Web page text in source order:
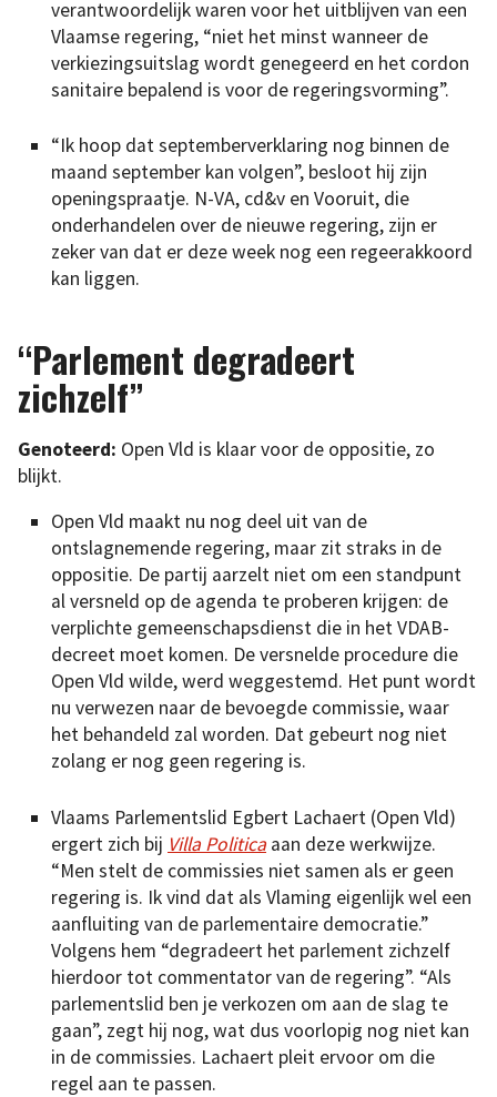
verantwoordelijk waren voor het uitblijven van een
Vlaamse regering, “niet het minst wanneer de
verkiezingsuitslag wordt genegeerd en het cordon
sanitaire bepalend is voor de regeringsvorming”.
“Ik hoop dat septemberverklaring nog binnen de
maand september kan volgen”, besloot hij zijn
openingspraatje. N-VA, cd&v en Vooruit, die
onderhandelen over de nieuwe regering, zijn er
zeker van dat er deze week nog een regeerakkoord
kan liggen.
“Parlement degradeert
zichzelf”
Genoteerd: Open Vld is klaar voor de oppositie, zo
blijkt.
Open Vld maakt nu nog deel uit van de
ontslagnemende regering, maar zit straks in de
oppositie. De partij aarzelt niet om een standpunt
al versneld op de agenda te proberen krijgen: de
verplichte gemeenschapsdienst die in het VDAB-
decreet moet komen. De versnelde procedure die
Open Vld wilde, werd weggestemd. Het punt wordt
nu verwezen naar de bevoegde commissie, waar
het behandeld zal worden. Dat gebeurt nog niet
zolang er nog geen regering is.
Vlaams Parlementslid Egbert Lachaert (Open Vld)
ergert zich bij Villa Politica aan deze werkwijze.
“Men stelt de commissies niet samen als er geen
regering is. Ik vind dat als Vlaming eigenlijk wel een
aanfluiting van de parlementaire democratie.”
Volgens hem “degradeert het parlement zichzelf
hierdoor tot commentator van de regering”. “Als
parlementslid ben je verkozen om aan de slag te
gaan”, zegt hij nog, wat dus voorlopig nog niet kan
in de commissies. Lachaert pleit ervoor om die
regel aan te passen.